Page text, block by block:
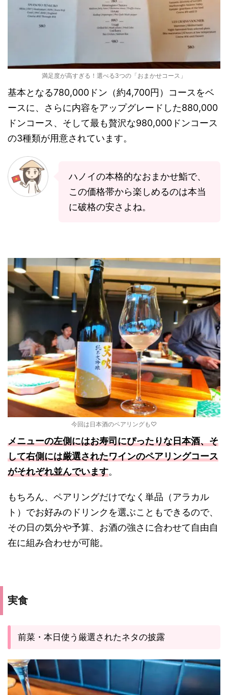
満足度が高すぎる！選べる3つの「おまかせコース」
基本となる780,000ドン（約4,700円）コースをベ
ースに、さらに内容をアップグレードした880,000
ドンコース、そして最も贅沢な980,000ドンコース
の3種類が用意されています。
ハノイの本格的なおまかせ鮨で、
この価格帯から楽しめるのは本当
に破格の安さよね。
今回は日本酒のペアリングも♡
メニューの左側にはお寿司にぴったりな日本酒、そ
して右側には厳選されたワインのペアリングコース
がそれぞれ並んでいます。
もちろん、ペアリングだけでなく単品（アラカル
ト）でお好みのドリンクを選ぶこともできるので、
その日の気分や予算、お酒の強さに合わせて自由自
在に組み合わせが可能。
実食
前菜・本日使う厳選されたネタの披露